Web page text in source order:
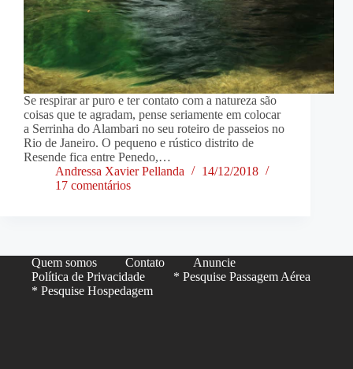
Se respirar ar puro e ter contato com a natureza são
coisas que te agradam, pense seriamente em colocar
a Serrinha do Alambari no seu roteiro de passeios no
Rio de Janeiro. O pequeno e rústico distrito de
Resende fica entre Penedo,…
Andressa Xavier Pellanda
14/12/2018
17 comentários
Quem somos Contato
Anuncie
Política de Privacidade
* Pesquise Passagem Aérea
* Pesquise Hospedagem